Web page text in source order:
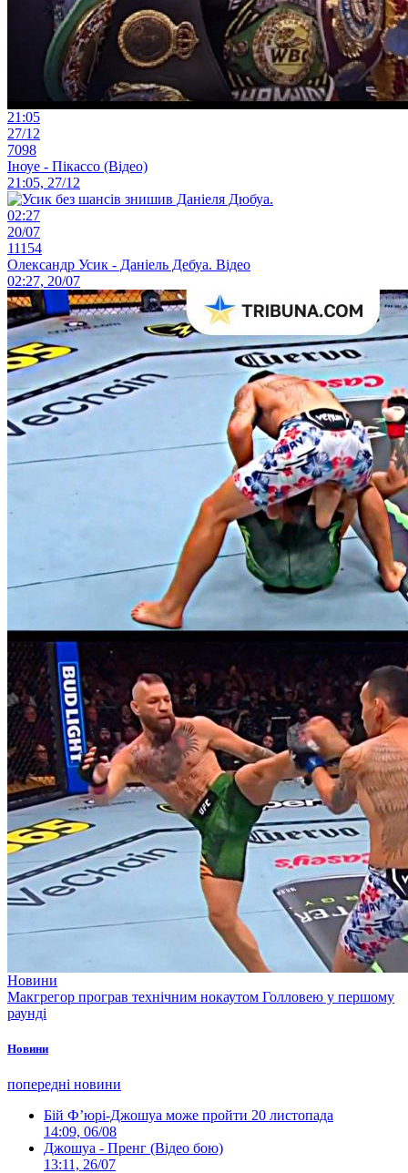
21:05
27/12
7098
Іноуе - Пікассо (Відео)
21:05, 27/12
02:27
20/07
11154
Олександр Усик - Даніель Дебуа. Відео
02:27, 20/07
Новини
Макгрегор програв технічним нокаутом Голловею у першому
раунді
Новини
попередні новини
Бій Ф’юрі-Джошуа може пройти 20 листопада
14:09, 06/08
Джошуа - Пренг (Відео бою)
13:11, 26/07